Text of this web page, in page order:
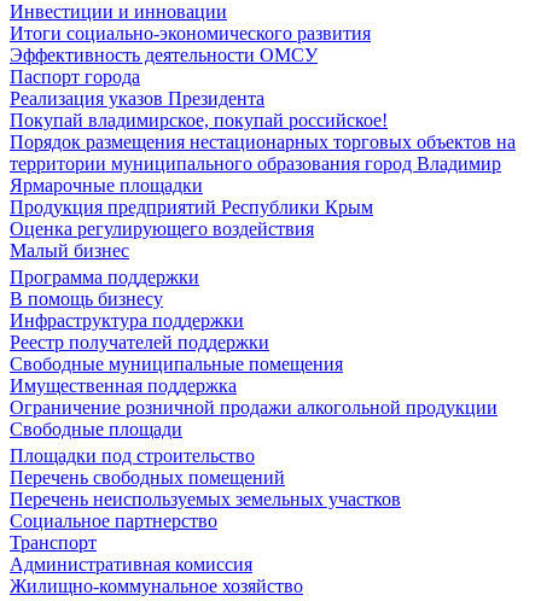
Инвестиции и инновации
Итоги социально-экономического развития
Эффективность деятельности ОМСУ
Паспорт города
Реализация указов Президента
Покупай владимирское, покупай российское!
Порядок размещения нестационарных торговых объектов на
территории муниципального образования город Владимир
Ярмарочные площадки
Продукция предприятий Республики Крым
Оценка регулирующего воздействия
Малый бизнес
Программа поддержки
В помощь бизнесу
Инфраструктура поддержки
Реестр получателей поддержки
Свободные муниципальные помещения
Имущественная поддержка
Ограничение розничной продажи алкогольной продукции
Свободные площади
Площадки под строительство
Перечень свободных помещений
Перечень неиспользуемых земельных участков
Социальное партнерство
Транспорт
Административная комиссия
Жилищно-коммунальное хозяйство